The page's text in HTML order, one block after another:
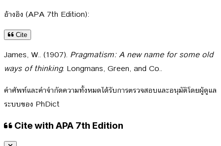
อ้างอิง (APA 7th Edition):
Cite
James, W.. (1907). Pragmatism: A new name for some old
ways of thinking. Longmans, Green, and Co..
คำศัพท์และคำจำกัดความทั้งหมดได้รับการตรวจสอบและอนุมัติโดยผู้ดูแล
ระบบของ PhDict
Cite with APA 7th Edition